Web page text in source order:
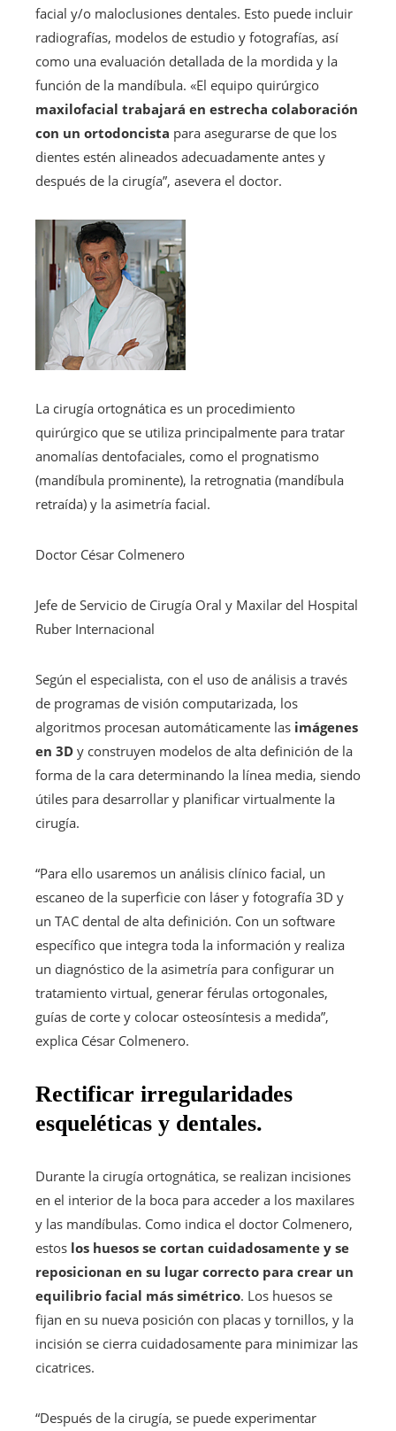
facial y/o maloclusiones dentales. Esto puede incluir
radiografías, modelos de estudio y fotografías, así
como una evaluación detallada de la mordida y la
función de la mandíbula. «El equipo quirúrgico
maxilofacial trabajará en estrecha colaboración
con un ortodoncista para asegurarse de que los
dientes estén alineados adecuadamente antes y
después de la cirugía”, asevera el doctor.
La cirugía ortognática es un procedimiento
quirúrgico que se utiliza principalmente para tratar
anomalías dentofaciales, como el prognatismo
(mandíbula prominente), la retrognatia (mandíbula
retraída) y la asimetría facial.
Doctor César Colmenero
Jefe de Servicio de Cirugía Oral y Maxilar del Hospital
Ruber Internacional
Según el especialista, con el uso de análisis a través
de programas de visión computarizada, los
algoritmos procesan automáticamente las imágenes
en 3D y construyen modelos de alta definición de la
forma de la cara determinando la línea media, siendo
útiles para desarrollar y planificar virtualmente la
cirugía.
“Para ello usaremos un análisis clínico facial, un
escaneo de la superficie con láser y fotografía 3D y
un TAC dental de alta definición. Con un software
específico que integra toda la información y realiza
un diagnóstico de la asimetría para configurar un
tratamiento virtual, generar férulas ortogonales,
guías de corte y colocar osteosíntesis a medida”,
explica César Colmenero.
Rectificar irregularidades
esqueléticas y dentales.
Durante la cirugía ortognática, se realizan incisiones
en el interior de la boca para acceder a los maxilares
y las mandíbulas. Como indica el doctor Colmenero,
estos los huesos se cortan cuidadosamente y se
reposicionan en su lugar correcto para crear un
equilibrio facial más simétrico. Los huesos se
fijan en su nueva posición con placas y tornillos, y la
incisión se cierra cuidadosamente para minimizar las
cicatrices.
“Después de la cirugía, se puede experimentar